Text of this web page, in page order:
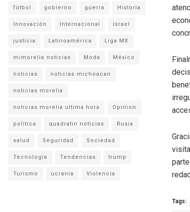
Tags:
fútbol gobierno guerra Historia
Innovación Internacional israel
justicia Latinoamérica Liga MX
mimorelia noticias Moda México
noticias noticias michoacan
noticias morelia
noticias morelia ultima hora Opinion
politica quadratin noticias Rusia
salud Seguridad Sociedad
Tecnología Tendencias trump
Turismo ucrania Violencia